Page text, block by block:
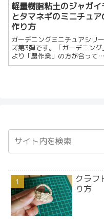
軽量樹脂粘土のジャガイ
とタマネギのミニチュア
作り方
ガーデニングミニチュアシリー
ズ第3弾です。「ガーデニング
より「農作業」の方が合ってい
るかもしれませんが・・・今回
クラフ
り方